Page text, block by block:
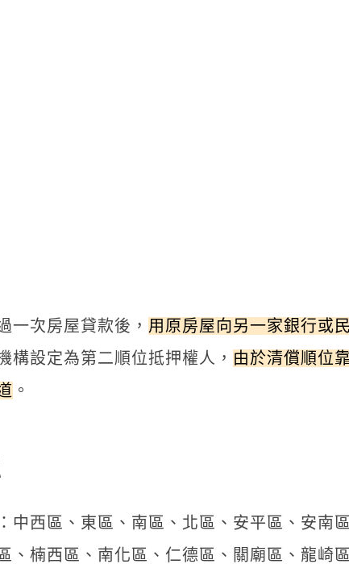
一次房屋貸款後， 用原房屋向另一家銀行或
構設定為第二順位抵押權人， 由於清償順位
。
中西區、東區、南區、北區、安平區、安南
、楠西區、南化區、仁德區、關廟區、龍崎